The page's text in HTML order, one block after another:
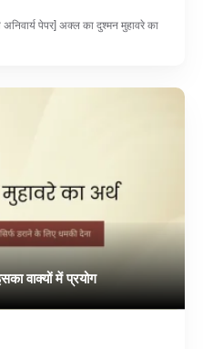
अनिवार्य पेपर] अक्ल का दुश्मन मुहावरे का
वाक्यों में प्रयोग